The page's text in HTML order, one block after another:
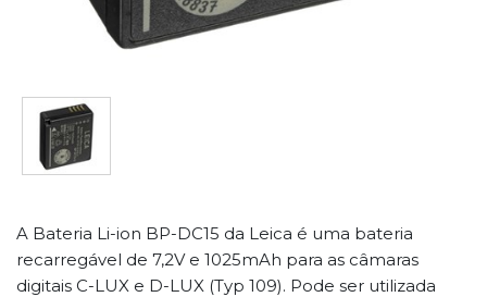
A Bateria Li-ion BP-DC15 da Leica é uma bateria
recarregável de 7,2V e 1025mAh para as câmaras
digitais C-LUX e D-LUX (Typ 109). Pode ser utilizada